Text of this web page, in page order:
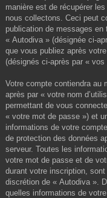
manière est de récupérer
nous collectons. Ceci peut
publication de messages en
« Autodiva » (désignée ci-
que vous publiez après
(désignés ci-après par « vos
Votre compte contiendra au
après par « votre nom
permettant de vous
« votre mot de passe ») et
informations de votre
de protection des données
serveur. Toutes les
votre mot de passe et de
durant votre inscription,
discrétion de « Autodiva ».
quelles informations de